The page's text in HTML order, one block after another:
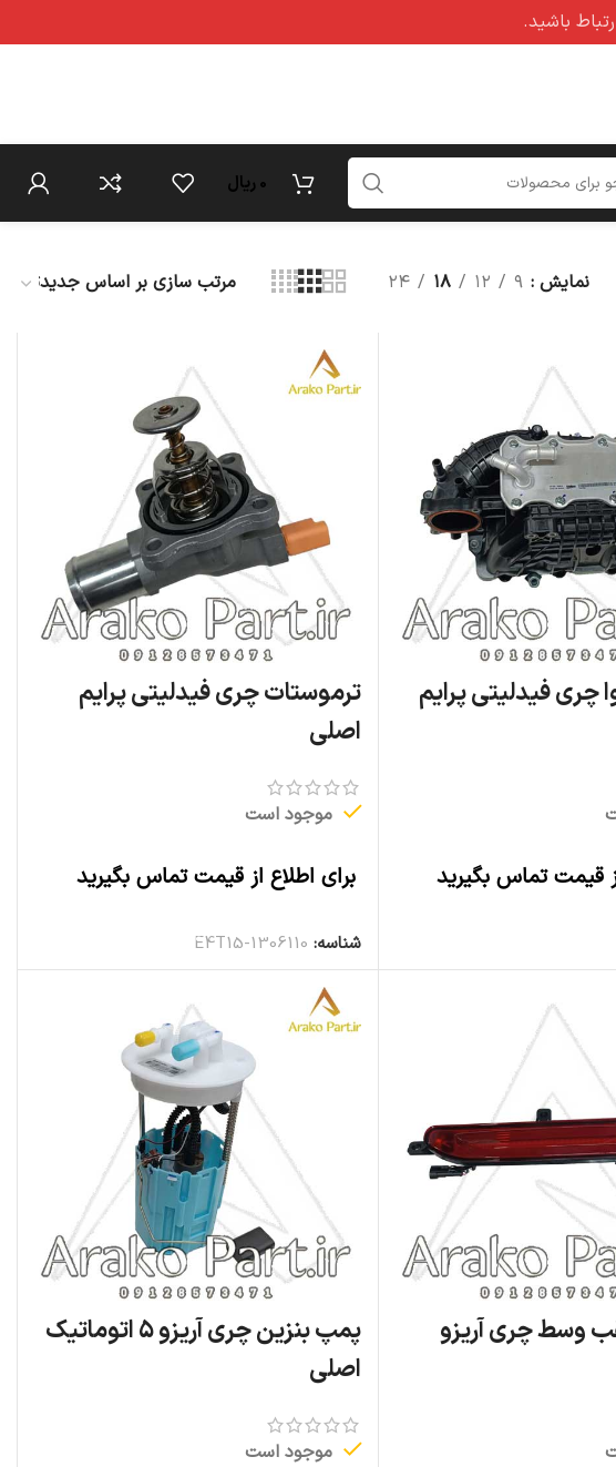
0 ریال
نمایش ۹ ۱۲ ۱۸ ۲۴
چری فیدلیتی پرایم
قیمت تماس بگیرید
ترموستات چری فیدلیتی پرایم
اصلی
موجود است
برای اطلاع از قیمت تماس بگیرید
شناسه: E4T15-1306110
وسط چری آریزو
پمپ بنزین چری آریزو ۵ اتوماتیک
اصلی
موجود است
باشید.